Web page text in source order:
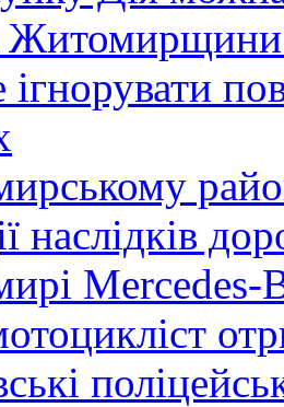
Житомирщини
наслідків
Mercedes-